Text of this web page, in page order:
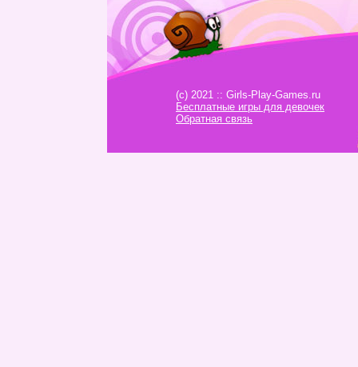
(c) 2021 :: Girls-Play-Games.ru
Бесплатные игры для девочек
Обратная связь